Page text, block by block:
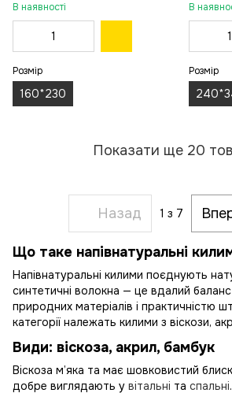
В наявності
Розмір
160*230
В
Розмір
Показати ще 20
Назад 1 з 7
Що таке напівнатуральні
Напівнатуральні килими поєднують
синтетичні волокна — це вдалий
природних матеріалів і практичністю
категорії належать килими з віскози,
Види: віскоза, акрил, бамбук
Віскоза м’яка та має шовковистий
добре виглядають у вітальні та спальні